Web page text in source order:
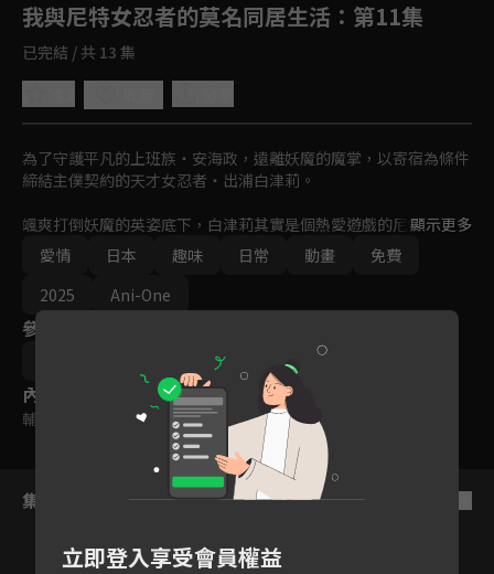
我與尼特女忍者的莫名同居生活 ：第11集
已完結 / 共 13 集
為了守護平凡的上班族・安海政，遠離妖魔的魔掌，以寄宿為條件
締結主僕契約的天才女忍者・出浦白津莉。
颯爽打倒妖魔的英姿底下，白津莉其實是個熱愛遊戲的尼特阿宅。
過著被政寵溺著無所事事的同居生活，這樣的白津莉身邊也集結了
一群獨特的女忍者們。
與尼特阿宅的天才女忍者之間的同居愛情喜劇即將上演！
顯示更多
愛情
日本 趣味 日常 動畫
免費
2025
Ani-One
參與演員
內容標籤
輔導十二歲級
集數列表
立即登入享受會員權益